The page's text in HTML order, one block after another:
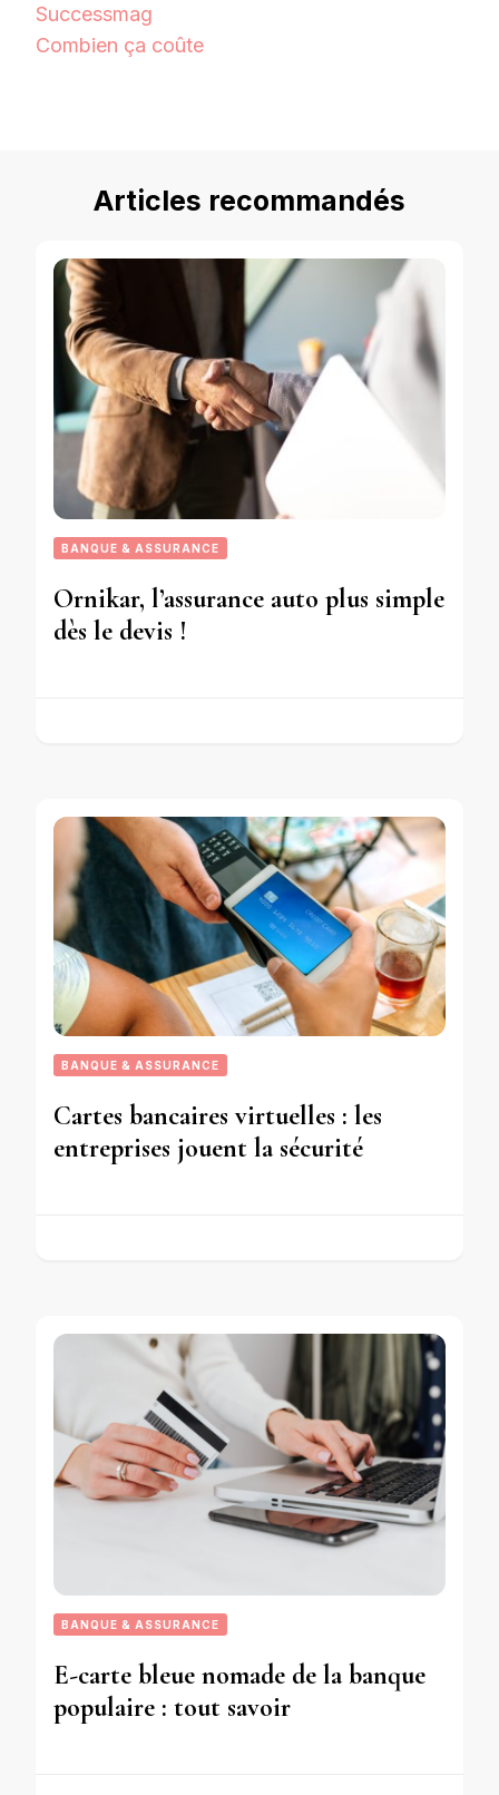
Successmag
Combien ça coûte
Articles recommandés
BANQUE & ASSURANCE
Ornikar, l’assurance auto plus simple
dès le devis !
BANQUE & ASSURANCE
Cartes bancaires virtuelles : les
entreprises jouent la sécurité
BANQUE & ASSURANCE
E-carte bleue nomade de la banque
populaire : tout savoir